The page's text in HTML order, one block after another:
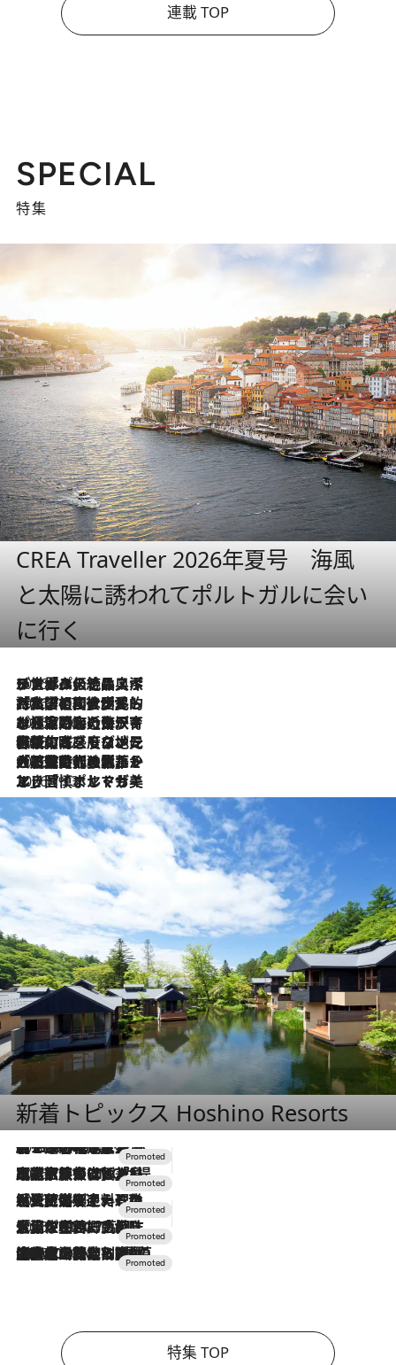
連載 TOP
SPECIAL
特集
CREA Traveller 2026年夏号 海風
と太陽に誘われてポルトガルに会い
に行く
2026.8.8
リスボンの絶品スイーツ「パステル・デ・ナタ」とは？ポルトガル伝統の奥深い世界へ
2026.7.27
「私の祖国はポルトガル語です」国民的詩人フェルナンド・ペソアと、彼が愛した文学の街を歩く
2026.7.26
ポルトガル近海が育む極上の海の幸。キリリと冷えた白ワインと愉しむ、シーフード専門店の贅沢
2026.7.22
伝統の味をモダンに昇華。高感度な地元客が集う、リスボンの最旬ガストロノミー
2026.7.21
大航海時代の栄華から、震災、独裁、そして革命へ。ポルトガル・首都リスボンの石畳に刻まれた「歴史の光と影」
2026.7.13
エッセイ・ヤマザキマリ「慎ましくも美しき国 ポルトガル」
新着トピックス Hoshino Resorts
2026.8.7
【トンボの足水浴】ヒノキの香りに包まれて涼感マックス！約13℃の湧水かけ流しを避暑地「星野温泉 トンボの湯」で体験
2026.7.31
【ホテル帰省】という選択肢をOMOが提案。家族とほどよい距離を保つには「昼は実家、夜は気兼ねなくホテルで！」
2026.7.24
【夏限定ディナーコース】旬を迎える稚鮎や花ズッキーニなどをイタリア・トスカーナの郷土料理の手法で満喫！
2026.7.17
「土佐和ハーブかき氷」がOMO7高知に登場！生姜、山椒、大葉など目にも舌にも涼を呼ぶ郷土の味
2026.7.10
NEW OPEN！【界 草津】名湯の地に誕生。趣の異なる2種の温泉と上州ならではの会席・蕎麦割烹など美食を味わう究極の癒やし旅
特集 TOP